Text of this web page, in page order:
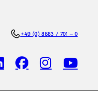
+49 (0) 8683 / 701 – 0